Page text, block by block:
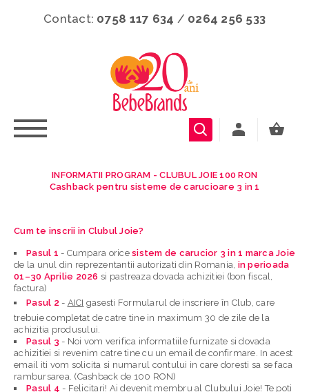
Contact: 0758 117 634 / 0264 256 533
INFORMATII PROGRAM - CLUBUL JOIE 100 RON
Cashback pentru sisteme de carucioare 3 in 1
Cum te inscrii in Clubul Joie?
Pasul 1 - Cumpara orice sistem de carucior 3 in 1 marca Joie
de la unul din reprezentantii autorizati din Romania, in perioada
01–30 Aprilie 2026 si pastreaza dovada achizitiei (bon fiscal,
factura)
Pasul 2- AICI gasesti Formularul de inscriere în Club, care
trebuie completat de catre tine in maximum 30 de zile de la
achizitia produsului.
Pasul 3- Noi vom verifica informatiile furnizate si dovada
achizitiei si revenim catre tine cu un email de confirmare. In acest
email iti vom solicita si numarul contului in care doresti sa se faca
rambursarea. (Cashback de 100 RON)
Pasul 4 - Felicitari! Ai devenit membru al Clubului Joie! Te poti